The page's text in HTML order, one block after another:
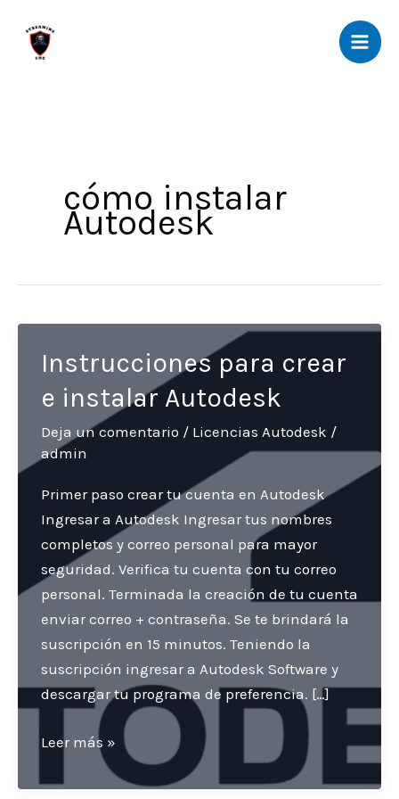
contenido
cómo instalar
Autodesk
Instrucciones para crear
e instalar Autodesk
Deja un comentario / Licencias Autodesk /
admin
Primer paso crear tu cuenta en Autodesk
Ingresar a Autodesk Ingresar tus nombres
completos y correo personal para mayor
seguridad. Verifica tu cuenta con tu correo
personal. Terminada la creación de tu cuenta
enviar correo + contraseña. Se te brindará la
suscripción en 15 minutos. Teniendo la
suscripción ingresar a Autodesk Software y
descargar tu programa de preferencia. […]
Instrucciones
crear
Leer más »